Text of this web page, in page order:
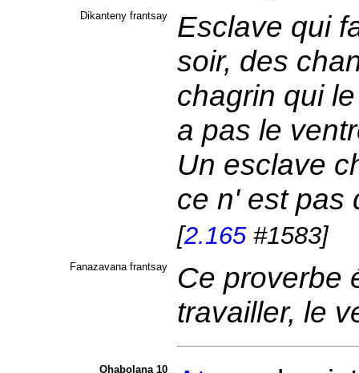
Dikanteny frantsay
Esclave qui
soir, des
chagrin qui
a pas le
Un esclave
ce n' est pas
[2.165#1583]
Fanazavana frantsay
Ce proverbe
travailler, le
Ohabolana 10